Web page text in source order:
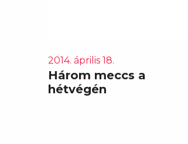
2014. április 18.
Három meccs a
hétvégén